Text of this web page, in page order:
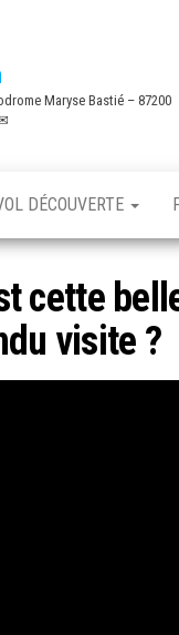
Maryse Bastié – 87200
DÉCOUVERTE
cette
visite ?